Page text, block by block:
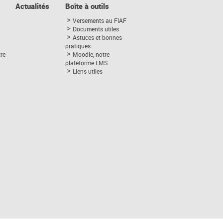
Actualités Boîte à outils
Versements au FIAF
Documents utiles
Astuces et bonnes
pratiques
Moodle, notre
plateforme LMS
Liens utiles